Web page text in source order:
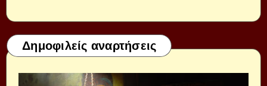
Δημοφιλείς αναρτήσεις